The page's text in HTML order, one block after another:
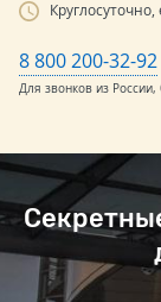
8 800 200-32-92
Для звонков из России,